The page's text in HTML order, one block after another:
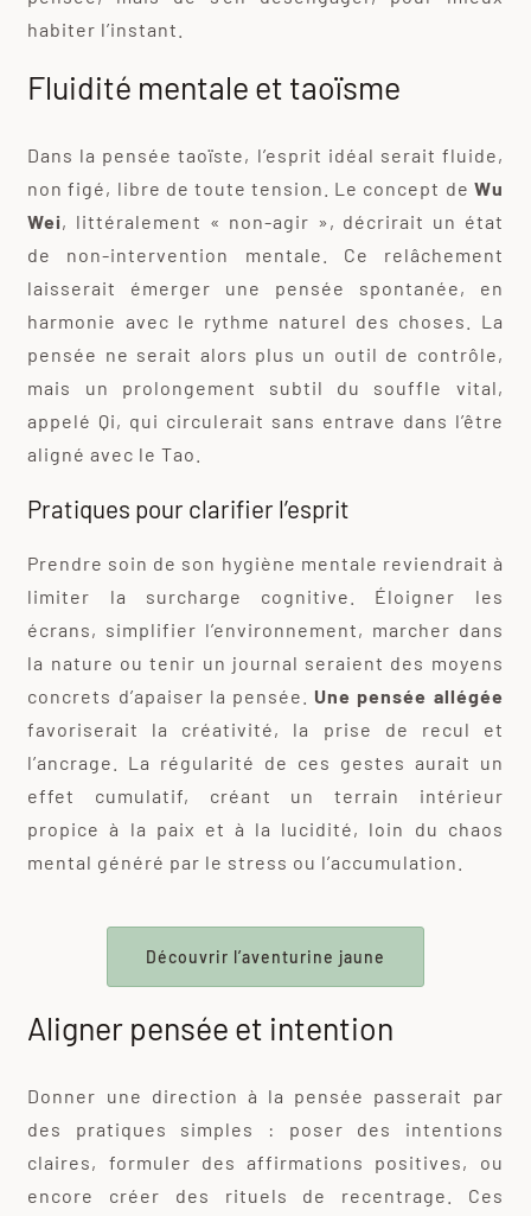
habiter l’instant.
Fluidité mentale et taoïsme
Dans la pensée taoïste, l’esprit idéal serait fluide,
non figé, libre de toute tension. Le concept de Wu
Wei, littéralement « non-agir », décrirait un état
de non-intervention mentale. Ce relâchement
laisserait émerger une pensée spontanée, en
harmonie avec le rythme naturel des choses. La
pensée ne serait alors plus un outil de contrôle,
mais un prolongement subtil du souffle vital,
appelé Qi, qui circulerait sans entrave dans l’être
aligné avec le Tao.
Pratiques pour clarifier l’esprit
Prendre soin de son hygiène mentale reviendrait à
limiter la surcharge cognitive. Éloigner les
écrans, simplifier l’environnement, marcher dans
la nature ou tenir un journal seraient des moyens
concrets d’apaiser la pensée. Une pensée allégée
favoriserait la créativité, la prise de recul et
l’ancrage. La régularité de ces gestes aurait un
effet cumulatif, créant un terrain intérieur
propice à la paix et à la lucidité, loin du chaos
mental généré par le stress ou l’accumulation.
Découvrir l’aventurine jaune
Aligner pensée et intention
Donner une direction à la pensée passerait par
des pratiques simples : poser des intentions
claires, formuler des affirmations positives, ou
encore créer des rituels de recentrage. Ces